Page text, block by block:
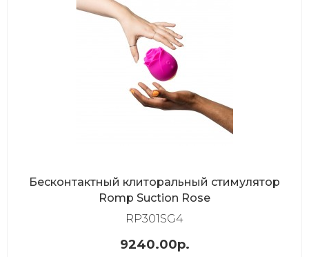
Бесконтактный клиторальный стимулятор
Romp Suction Rose
RP301SG4
9240.00р.